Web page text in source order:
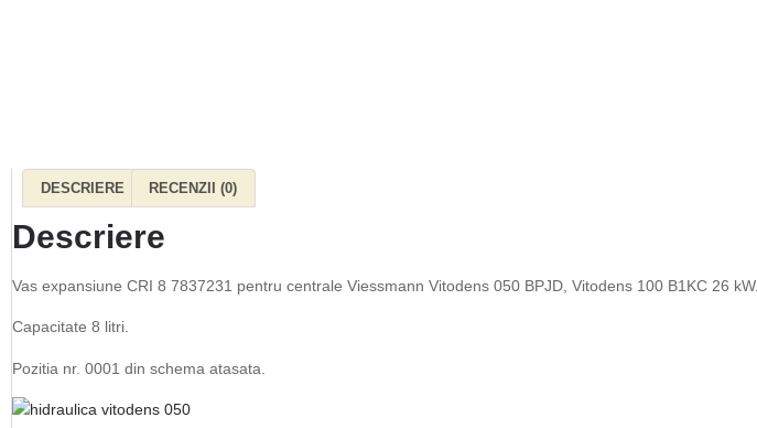
DESCRIERE RECENZII (0)
Descriere
Vas expansiune CRI 8 7837231 pentru centrale Viessmann Vitodens 050 BPJD, Vitodens 100 B1KC 26 kW.
Capacitate 8 litri.
Pozitia nr. 0001 din schema atasata.